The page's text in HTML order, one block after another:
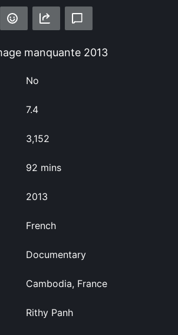
manquante 2013
No
7.4
3,152
92 mins
2013
French
Documentary
Cambodia, France
Rithy Panh